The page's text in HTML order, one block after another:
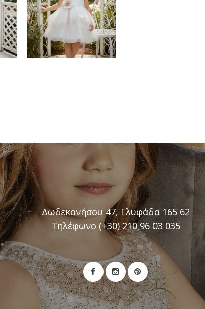
Δωδεκανήσου 47, Γλυφάδα 165 62
Τηλέφωνο (+30) 210 96 03 035